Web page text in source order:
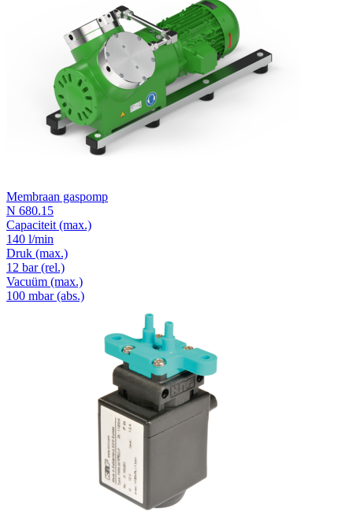
Membraan gaspomp
N 680.15
Capaciteit (max.)
140 l/min
Druk (max.)
12 bar (rel.)
Vacuüm (max.)
100 mbar (abs.)